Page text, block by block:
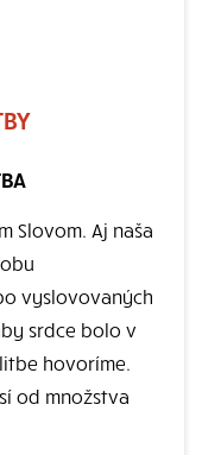
Slovom. Aj naša
vyslovovaných
srdce bolo v
hovoríme.
od množstva